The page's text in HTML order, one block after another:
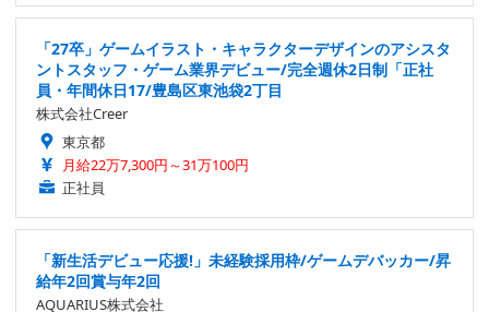
「27卒」ゲームイラスト・キャラクターデザインのアシスタ
ントスタッフ・ゲーム業界デビュー/完全週休2日制「正社
員・年間休日17/豊島区東池袋2丁目
株式会社Creer
東京都
月給22万7,300円～31万100円
正社員
「新生活デビュー応援!」未経験採用枠/ゲームデバッカー/昇
給年2回賞与年2回
AQUARIUS株式会社